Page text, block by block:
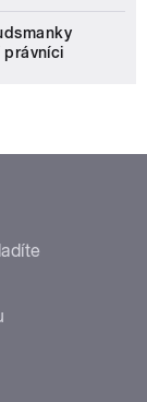
právníci